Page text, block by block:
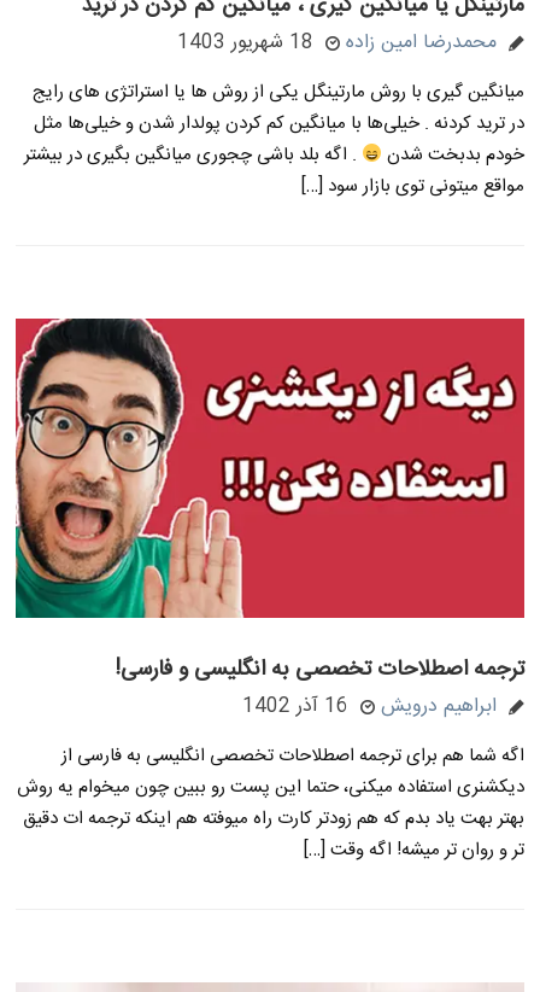
محمدرضا امین زاده 18 شهریور 1403
میانگین گیری با روش مارتینگل یکی از روش ها یا استراتژی های رایج
در ترید کردنه . خیلی‌ها با میانگین کم کردن پولدار شدن و خیلی‌ها مثل
خودم بدبخت شدن
. اگه بلد باشی چجوری میانگین بگیری در بیشتر
مواقع میتونی توی بازار سود […]
ترجمه اصطلاحات تخصصی به انگلیسی و فارسی!
ابراهیم درویش 16 آذر 1402
اگه شما هم برای ترجمه اصطلاحات تخصصی انگلیسی به فارسی از
دیکشنری استفاده میکنی، حتما این پست رو ببین چون میخوام یه روش
بهتر بهت یاد بدم که هم زودتر کارت راه میوفته هم اینکه ترجمه ات دقیق
تر و روان تر میشه! اگه وقت […]